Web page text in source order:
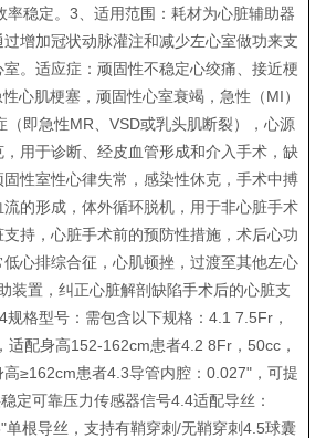
率稳定。3、适用范围：耗材为心脏辅助器
过增加冠状动脉灌注和减少左心室做功来支
室。适应症：顽固性不稳定心绞痛、接近梗
心肌梗塞，顽固性心室衰竭，急性（MI）
（即急性MR、VSD或乳头肌断裂），心源
，用于诊断、经皮血管形成和介入手术，缺
固性室性心律失常，感染性休克，手术中搏
流的形成，体外循环脱机，用于非心脏手术
支持，心脏手术前的预防性措施，术后心功
低心排综合征，心肌顿挫，过渡至其他左心
装置，纠正心脏解剖缺陷手术后的心脏支
规格型号：需包含以下规格：4.1 7.5Fr，
适配身高152-162cm患者4.2 8Fr，50cc，
高≥162cm患者4.3导管内腔：0.027"，可提
定可靠压力传感器信号4.4适配导丝：
单根导丝，支持有鞘穿刺/无鞘穿刺4.5球囊